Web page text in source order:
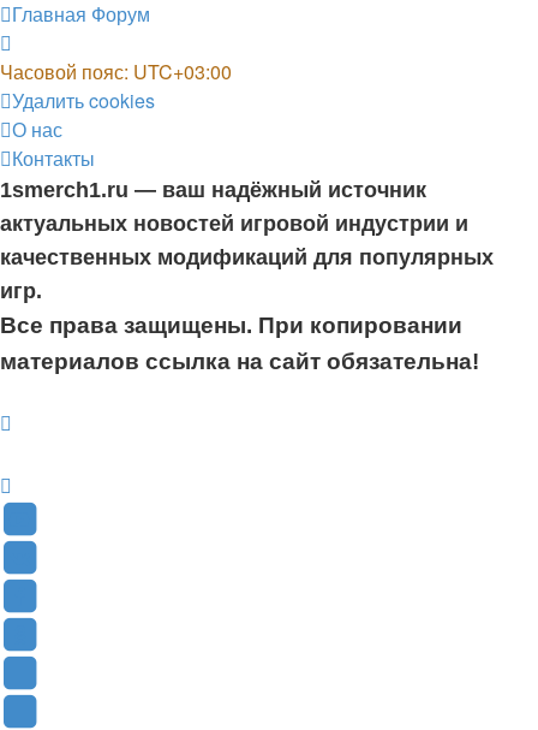
Главная Форум
Часовой пояс: UTC+03:00
Удалить cookies
О нас
Контакты
1smerch1.ru — ваш надёжный источник
актуальных новостей игровой индустрии и
качественных модификаций для популярных
игр.
Все права защищены. При копировании
материалов ссылка на сайт обязательна!